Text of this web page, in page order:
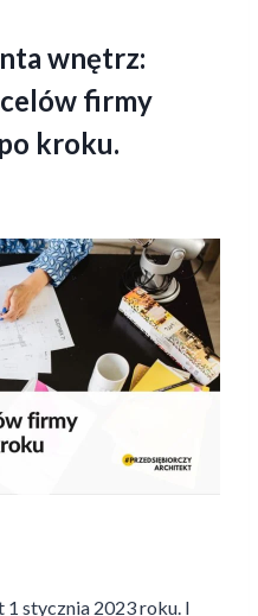
wnętrz:
firmy
kroku.
1 stycznia 2023 roku. I